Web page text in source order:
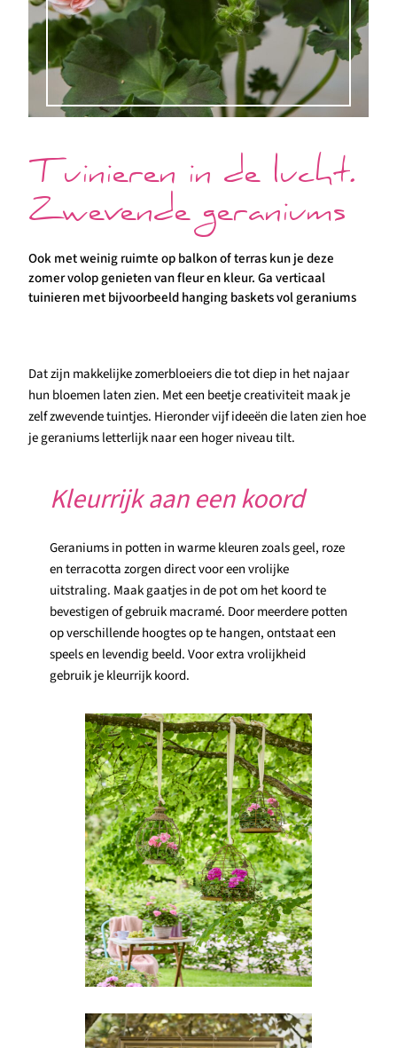
Tuinieren in de lucht.
Zwevende geraniums
Ook met weinig ruimte op balkon of terras kun je deze
zomer volop genieten van fleur en kleur. Ga verticaal
tuinieren met bijvoorbeeld hanging baskets vol geraniums
Dat zijn makkelijke zomerbloeiers die tot diep in het najaar
hun bloemen laten zien. Met een beetje creativiteit maak je
zelf zwevende tuintjes. Hieronder vijf ideeën die laten zien hoe
je geraniums letterlijk naar een hoger niveau tilt.
Kleurrijk aan een koord
Geraniums in potten in warme kleuren zoals geel, roze
en terracotta zorgen direct voor een vrolijke
uitstraling. Maak gaatjes in de pot om het koord te
bevestigen of gebruik macramé. Door meerdere potten
op verschillende hoogtes op te hangen, ontstaat een
speels en levendig beeld. Voor extra vrolijkheid
gebruik je kleurrijk koord.